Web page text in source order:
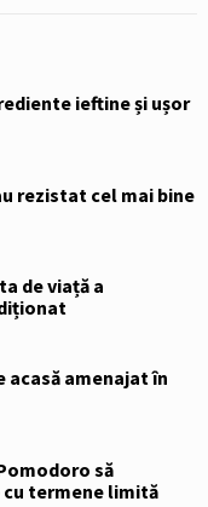
ieftine și ușor
rezistat cel mai bine
de viață a
acasă amenajat în
să
termene limită